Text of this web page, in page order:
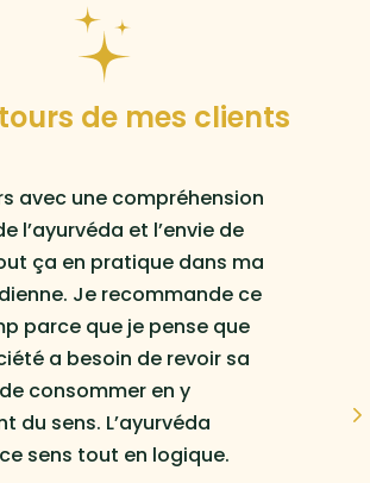
de mes clients
avec une compréhension
l’ayurvéda et l’envie de
ça en pratique dans ma
Je recommande ce
parce que je pense que
a besoin de revoir sa
consommer en y
du sens. L’ayurvéda
sens tout en logique.